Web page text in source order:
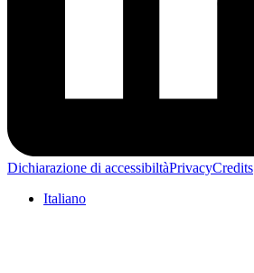
Dichiarazione di accessibiltàPrivacyCredits
Italiano